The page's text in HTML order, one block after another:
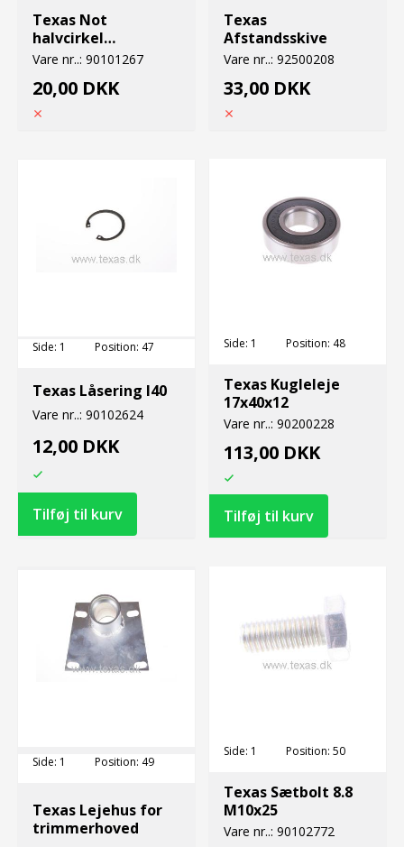
Texas Not
halvcirkel
M4.9x7.5x18
Vare nr..: 90101267
20,00 DKK
Texas
Afstandsskive
Vare nr..: 92500208
33,00 DKK
Side: 1 Position: 47
Texas Låsering I40
Vare nr..: 90102624
12,00 DKK
Side: 1 Position: 48
Texas Kugleleje
17x40x12
Vare nr..: 90200228
113,00 DKK
Side: 1 Position: 49
Texas Lejehus for
trimmerhoved
Side: 1 Position: 50
Texas Sætbolt 8.8
M10x25
Vare nr..: 90102772